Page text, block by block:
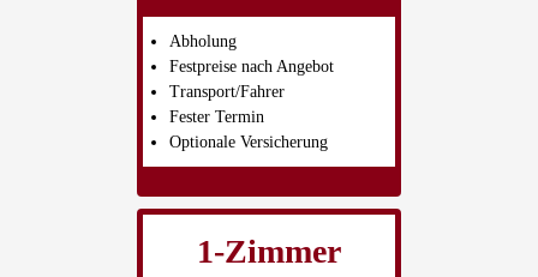
Abholung
Festpreise nach Angebot
Transport/Fahrer
Fester Termin
Optionale Versicherung
1-Zimmer